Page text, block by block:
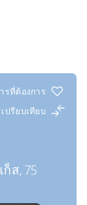
รที่ต้องการ
เปรียบเทียบ
ส, 75